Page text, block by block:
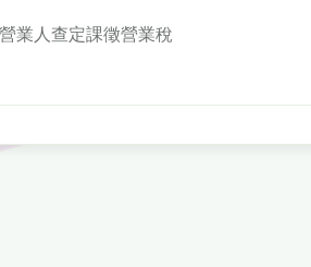
業人查定課徵營業稅